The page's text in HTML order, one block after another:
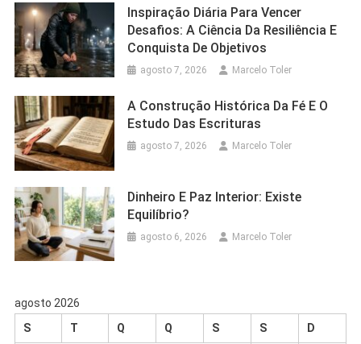
Inspiração Diária Para Vencer
Desafios: A Ciência Da Resiliência E
Conquista De Objetivos
agosto 7, 2026 Marcelo Toler
A Construção Histórica Da Fé E O
Estudo Das Escrituras
agosto 7, 2026 Marcelo Toler
Dinheiro E Paz Interior: Existe
Equilíbrio?
agosto 6, 2026 Marcelo Toler
agosto 2026
S
T Q Q S S D